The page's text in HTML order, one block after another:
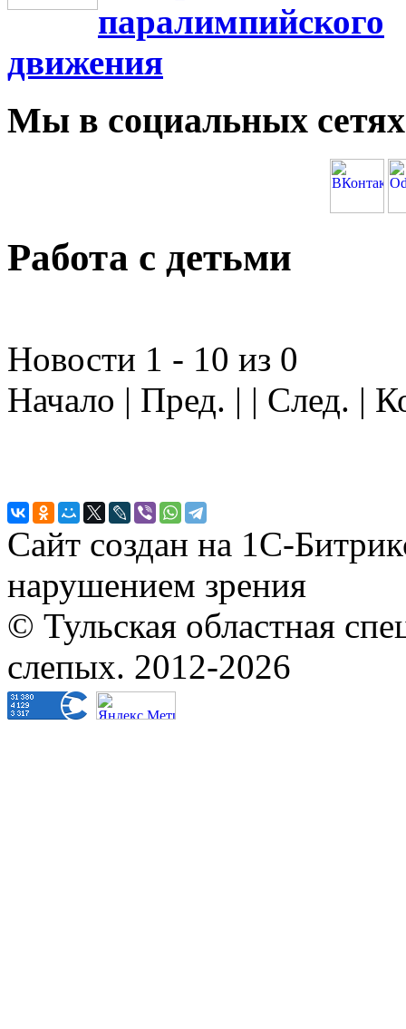
История
паралимпийского
движения
Мы в социальных сетях
Новости 1 - 10 из 0
Сайт создан на 1С-
нарушением зрения
© Тульская областная
слепых. 2012-2026